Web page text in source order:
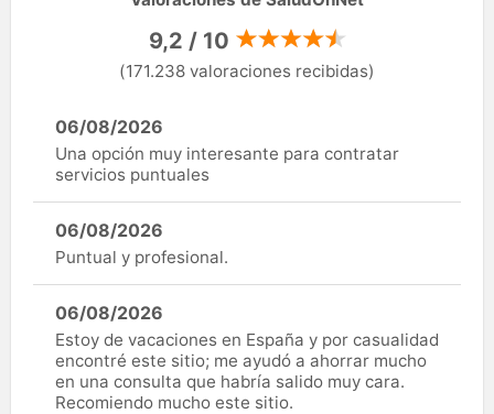
9,2 / 10
(171.238 valoraciones recibidas)
06/08/2026
Una opción muy interesante para contratar
servicios puntuales
06/08/2026
Puntual y profesional.
06/08/2026
Estoy de vacaciones en España y por casualidad
encontré este sitio; me ayudó a ahorrar mucho
en una consulta que habría salido muy cara.
Recomiendo mucho este sitio.